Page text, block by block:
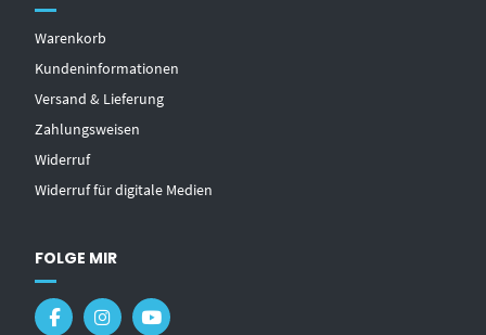
Warenkorb
Kundeninformationen
Versand & Lieferung
Zahlungsweisen
Widerruf
Widerruf für digitale Medien
FOLGE MIR